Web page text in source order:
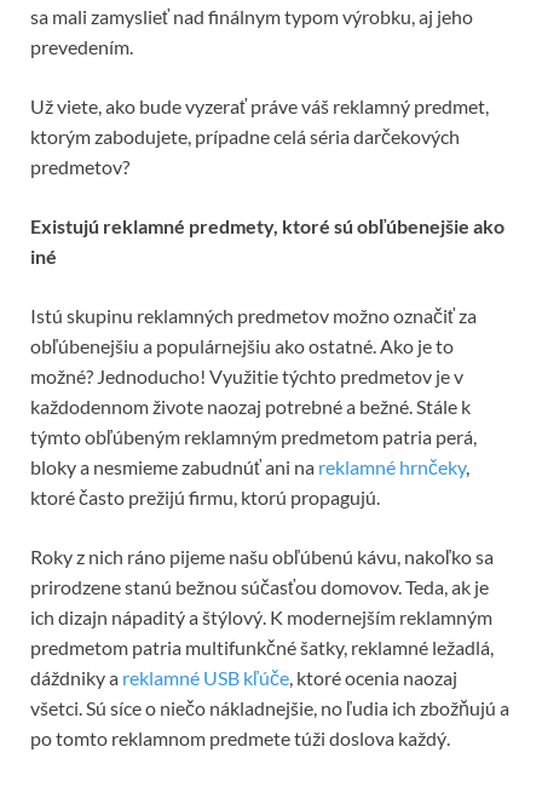
sa mali zamyslieť nad finálnym typom výrobku, aj jeho
prevedením.
Už viete, ako bude vyzerať práve váš reklamný predmet,
ktorým zabodujete, prípadne celá séria darčekových
predmetov?
Existujú reklamné predmety, ktoré sú obľúbenejšie ako
iné
Istú skupinu reklamných predmetov možno označiť za
obľúbenejšiu a populárnejšiu ako ostatné. Ako je to
možné? Jednoducho! Využitie týchto predmetov je v
každodennom živote naozaj potrebné a bežné. Stále k
týmto obľúbeným reklamným predmetom patria perá,
bloky a nesmieme zabudnúť ani na reklamné hrnčeky,
ktoré často prežijú firmu, ktorú propagujú.
Roky z nich ráno pijeme našu obľúbenú kávu, nakoľko sa
prirodzene stanú bežnou súčasťou domovov. Teda, ak je
ich dizajn nápaditý a štýlový. K modernejším reklamným
predmetom patria multifunkčné šatky, reklamné ležadlá,
dáždniky a reklamné USB kľúče, ktoré ocenia naozaj
všetci. Sú síce o niečo nákladnejšie, no ľudia ich zbožňujú a
po tomto reklamnom predmete túži doslova každý.